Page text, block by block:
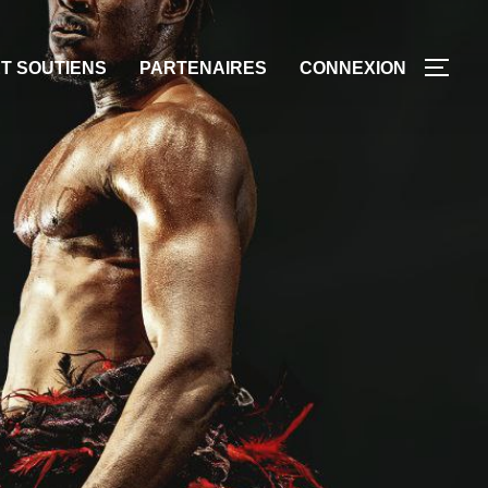
SOUTIENS PARTENAIRES CONNEXION